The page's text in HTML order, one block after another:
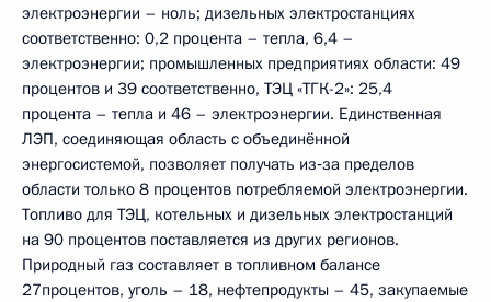
электроэнергии – ноль; дизельных электростанциях
соответственно: 0,2 процента – тепла, 6,4 –
электроэнергии; промышленных предприятиях области: 49
процентов и 39 соответственно, ТЭЦ «ТГК-2»: 25,4
процента – тепла и 46 – электроэнергии. Единственная
ЛЭП, соединяющая область с объединённой
энергосистемой, позволяет получать из‑за пределов
области только 8 процентов потребляемой электроэнергии.
Топливо для ТЭЦ, котельных и дизельных электростанций
на 90 процентов поставляется из других регионов.
Природный газ составляет в топливном балансе
27процентов, уголь – 18, нефтепродукты – 45, закупаемые